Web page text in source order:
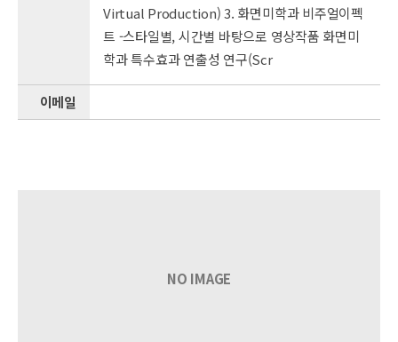
Virtual Production) 3. 화면미학과 비주얼이펙
트 -스타일별, 시간별 바탕으로 영상작품 화면미
학과 특수효과 연출성 연구(Scr
이메일
NO IMAGE